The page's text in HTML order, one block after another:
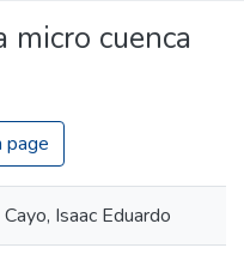
micro cuenca
page
Isaac Eduardo